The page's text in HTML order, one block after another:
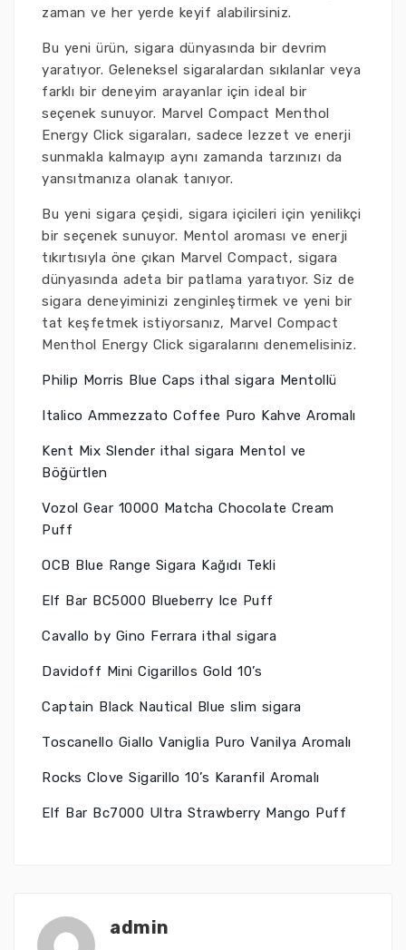
zaman ve her yerde keyif alabilirsiniz.
Bu yeni ürün, sigara dünyasında bir devrim
yaratıyor. Geleneksel sigaralardan sıkılanlar veya
farklı bir deneyim arayanlar için ideal bir
seçenek sunuyor. Marvel Compact Menthol
Energy Click sigaraları, sadece lezzet ve enerji
sunmakla kalmayıp aynı zamanda tarzınızı da
yansıtmanıza olanak tanıyor.
Bu yeni sigara çeşidi, sigara içicileri için yenilikçi
bir seçenek sunuyor. Mentol aroması ve enerji
tıkırtısıyla öne çıkan Marvel Compact, sigara
dünyasında adeta bir patlama yaratıyor. Siz de
sigara deneyiminizi zenginleştirmek ve yeni bir
tat keşfetmek istiyorsanız, Marvel Compact
Menthol Energy Click sigaralarını denemelisiniz.
Philip Morris Blue Caps ithal sigara Mentollü
Italico Ammezzato Coffee Puro Kahve Aromalı
Kent Mix Slender ithal sigara Mentol ve
Böğürtlen
Vozol Gear 10000 Matcha Chocolate Cream
Puff
OCB Blue Range Sigara Kağıdı Tekli
Elf Bar BC5000 Blueberry Ice Puff
Cavallo by Gino Ferrara ithal sigara
Davidoff Mini Cigarillos Gold 10’s
Captain Black Nautical Blue slim sigara
Toscanello Giallo Vaniglia Puro Vanilya Aromalı
Rocks Clove Sigarillo 10’s Karanfil Aromalı
Elf Bar Bc7000 Ultra Strawberry Mango Puff
admin